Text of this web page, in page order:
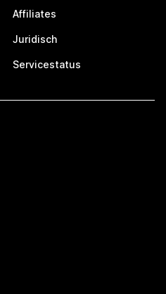
Affiliates
Juridisch
Servicestatus